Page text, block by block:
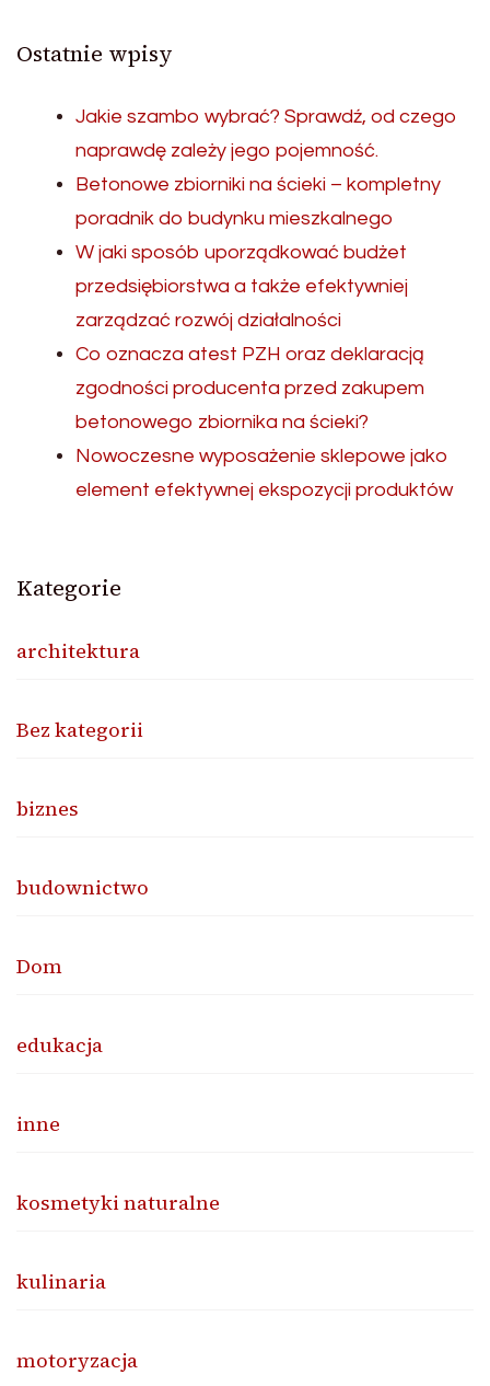
Ostatnie wpisy
Jakie szambo wybrać? Sprawdź, od czego
naprawdę zależy jego pojemność.
Betonowe zbiorniki na ścieki – kompletny
poradnik do budynku mieszkalnego
W jaki sposób uporządkować budżet
przedsiębiorstwa a także efektywniej
zarządzać rozwój działalności
Co oznacza atest PZH oraz deklaracją
zgodności producenta przed zakupem
betonowego zbiornika na ścieki?
Nowoczesne wyposażenie sklepowe jako
element efektywnej ekspozycji produktów
Kategorie
architektura
Bez kategorii
biznes
budownictwo
Dom
edukacja
inne
kosmetyki naturalne
kulinaria
motoryzacja